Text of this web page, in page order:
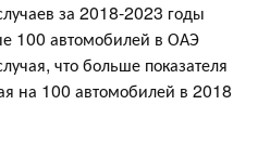
за 2018-2023 годы
100 автомобилей в ОАЭ
что больше показателя
на 100 автомобилей в 2018